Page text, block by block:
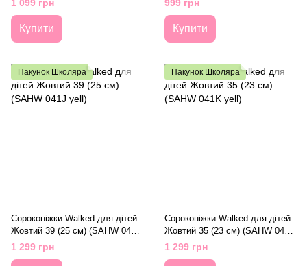
1 099 грн
Купити
999 грн
Купити
Пакунок Школяра
Сороконіжки Walked для дітей
Жовтий 39 (25 см) (SAHW 041J
yell)
1 299 грн
Пакунок Школяра
Сороконіжки Walked для дітей
Жовтий 35 (23 см) (SAHW 041K
yell)
1 299 грн